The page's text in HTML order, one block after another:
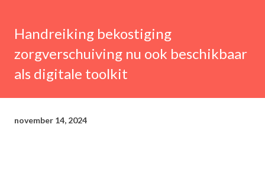
Handreiking bekostiging
zorgverschuiving nu ook beschikbaar
als digitale toolkit
november 14, 2024